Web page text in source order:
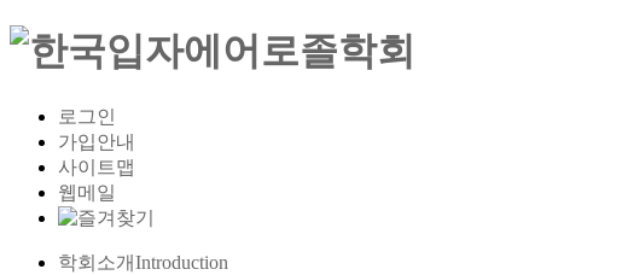
로그인
가입안내
사이트맵
웹메일
학회소개Introduction